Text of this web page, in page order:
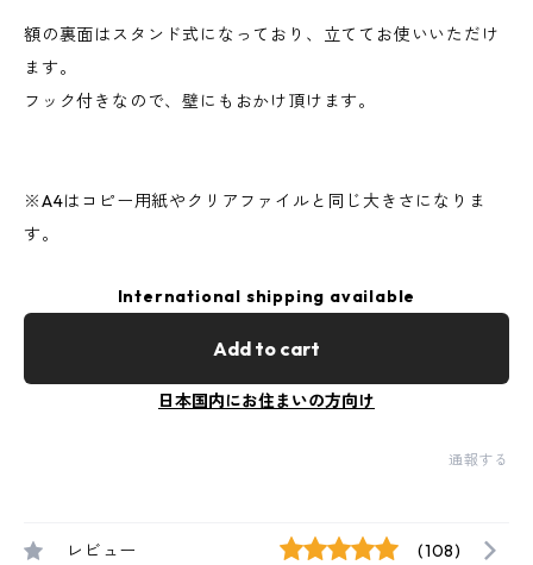
額の裏面はスタンド式になっており、立ててお使いいただけ
ます。
フック付きなので、壁にもおかけ頂けます。
※A4はコピー用紙やクリアファイルと同じ大きさになりま
す。
International shipping available
Add to cart
日本国内にお住まいの方向け
通報する
レビュー (108)